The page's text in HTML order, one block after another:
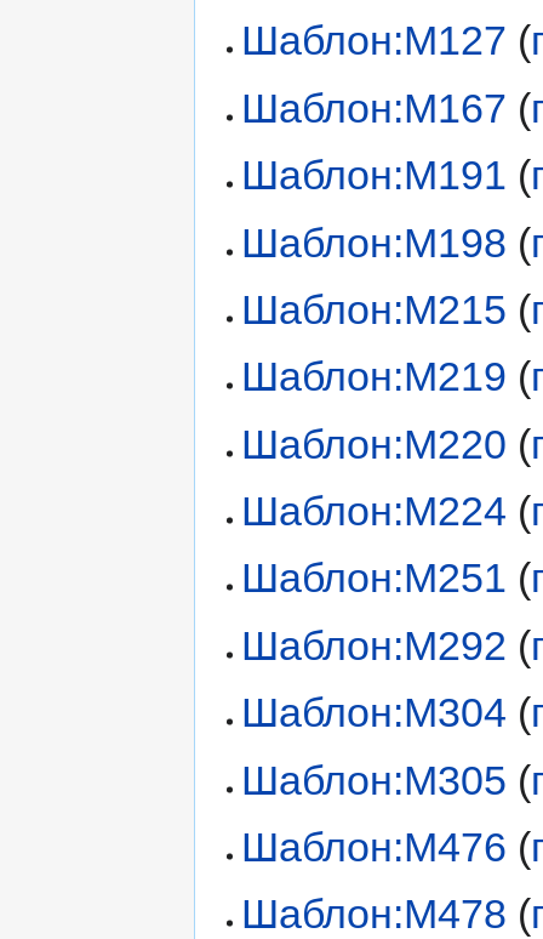
Шаблон:М127 (
Шаблон:М167 (
Шаблон:М191 (
Шаблон:М198 (
Шаблон:М215 (
Шаблон:М219 (
Шаблон:М220 (
Шаблон:М224 (
Шаблон:М251 (
Шаблон:М292 (
Шаблон:М304 (
Шаблон:М305 (
Шаблон:М476 (
Шаблон:М478 (